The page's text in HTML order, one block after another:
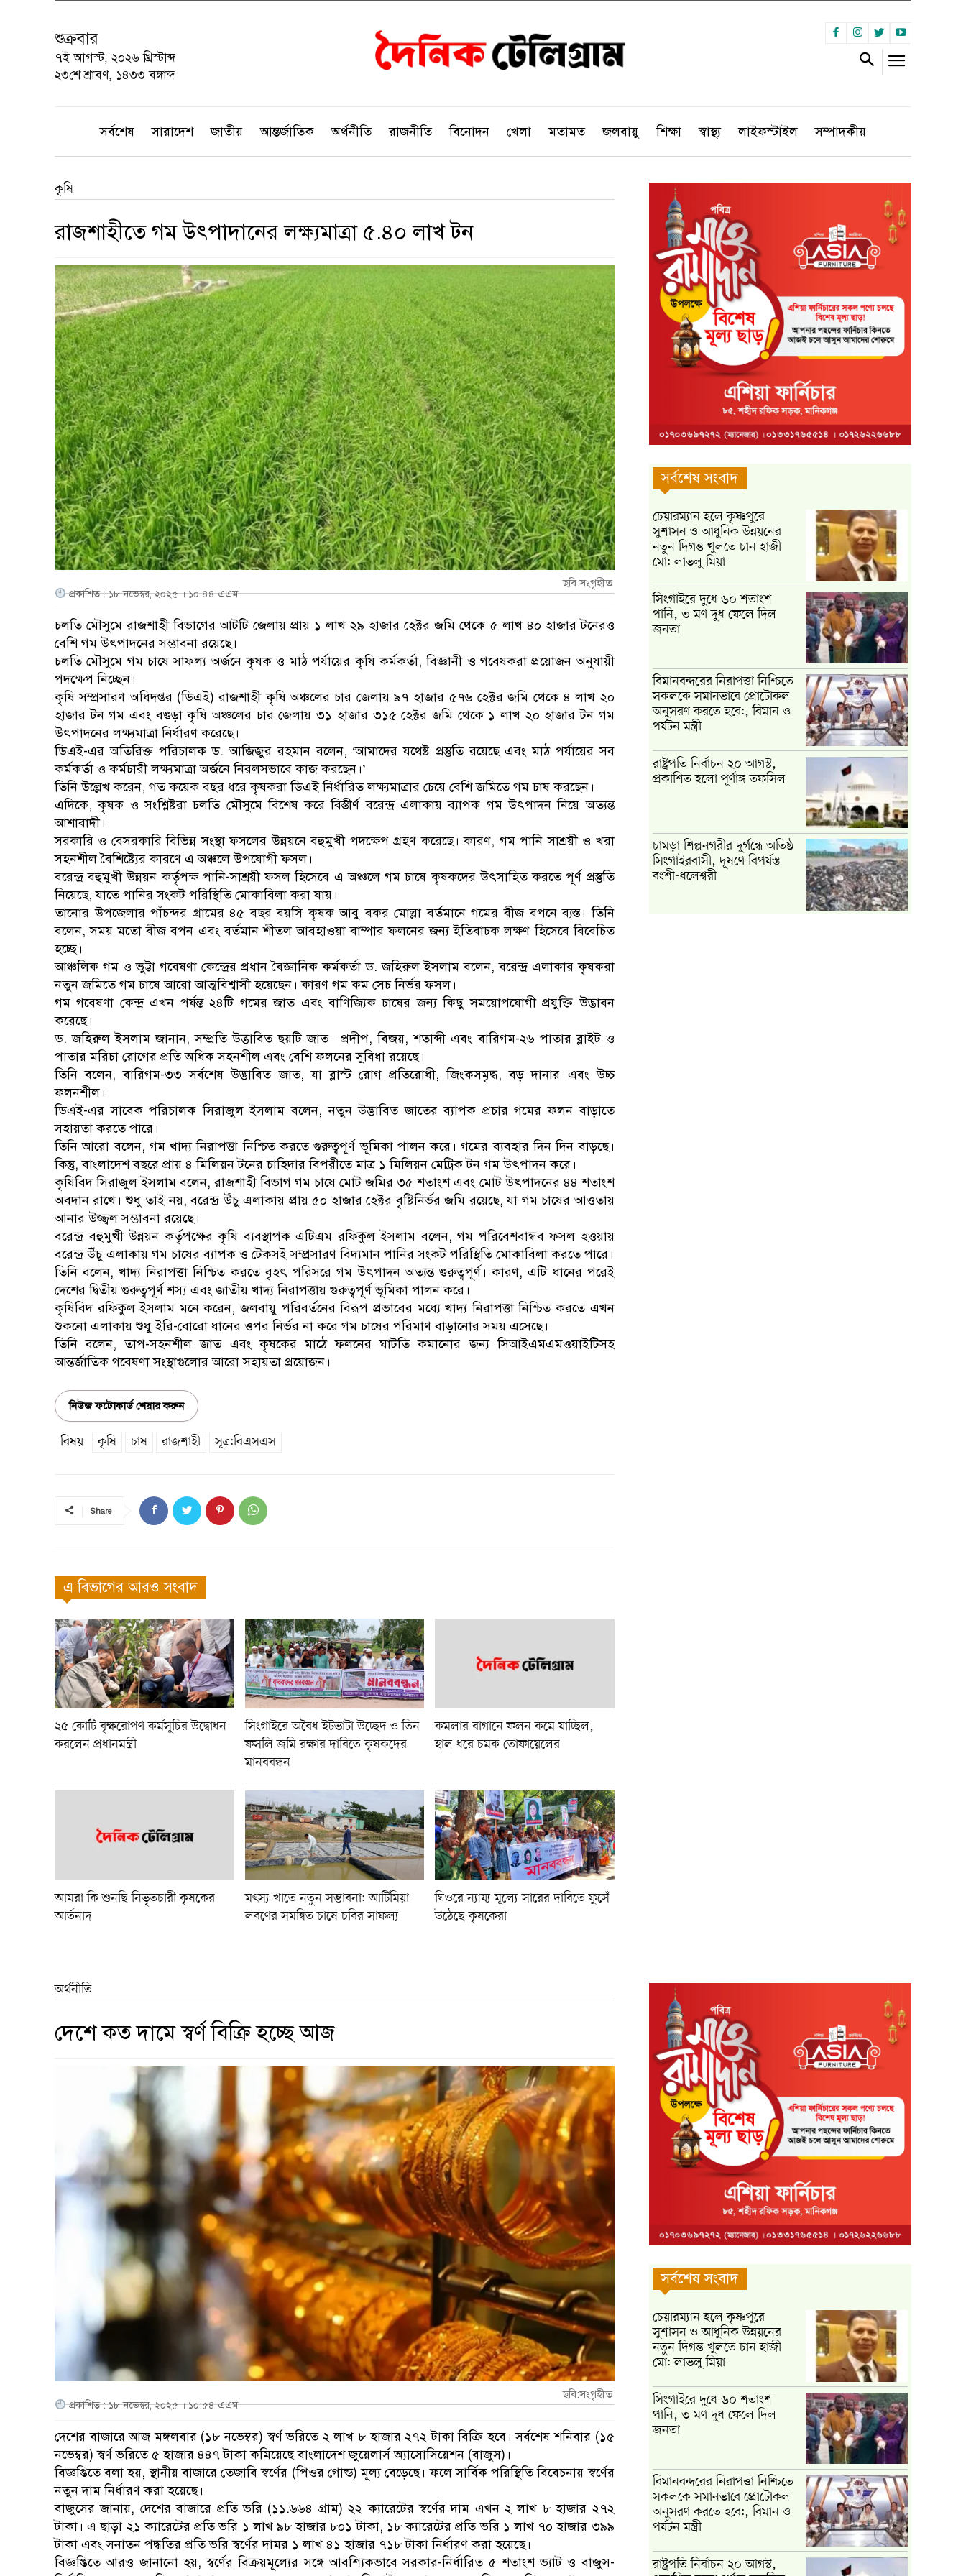
শুক্রবার
৭ই আগস্ট, ২০২৬ খ্রিস্টাব্দ
২৩শে শ্রাবণ, ১৪৩৩ বঙ্গাব্দ
সর্বশেষ সারাদেশ জাতীয় আন্তর্জাতিক অর্থনীতি রাজনীতি বিনোদন খেলা মতামত জলবায়ু শিক্ষা স্বাস্থ্য লাইফস্টাইল সম্পাদকীয়
কৃষি
রাজশাহীতে গম উৎপাদানের লক্ষ্যমাত্রা ৫.৪০ লাখ টন
ছবি:সংগৃহীত
প্রকাশিত : ১৮ নভেম্বর, ২০২৫ । ১০:৪৪ এএম
চলতি মৌসুমে রাজশাহী বিভাগের আটটি জেলায় প্রায় ১ লাখ ২৯ হাজার হেক্টর জমি থেকে ৫ লাখ ৪০ হাজার টনেরও
বেশি গম উৎপাদনের সম্ভাবনা রয়েছে।
চলতি মৌসুমে গম চাষে সাফল্য অর্জনে কৃষক ও মাঠ পর্যায়ের কৃষি কর্মকর্তা, বিজ্ঞানী ও গবেষকরা প্রয়োজন অনুযায়ী
পদক্ষেপ নিচ্ছেন।
কৃষি সম্প্রসারণ অধিদপ্তর (ডিএই) রাজশাহী কৃষি অঞ্চলের চার জেলায় ৯৭ হাজার ৫৭৬ হেক্টর জমি থেকে ৪ লাখ ২০
হাজার টন গম এবং বগুড়া কৃষি অঞ্চলের চার জেলায় ৩১ হাজার ৩১৫ হেক্টর জমি থেকে ১ লাখ ২০ হাজার টন গম
উৎপাদনের লক্ষ্যমাত্রা নির্ধারণ করেছে।
ডিএই-এর অতিরিক্ত পরিচালক ড. আজিজুর রহমান বলেন, ‘আমাদের যথেষ্ট প্রস্তুতি রয়েছে এবং মাঠ পর্যায়ের সব
কর্মকর্তা ও কর্মচারী লক্ষ্যমাত্রা অর্জনে নিরলসভাবে কাজ করছেন।’
তিনি উল্লেখ করেন, গত কয়েক বছর ধরে কৃষকরা ডিএই নির্ধারিত লক্ষ্যমাত্রার চেয়ে বেশি জমিতে গম চাষ করছেন।
এদিকে, কৃষক ও সংশ্লিষ্টরা চলতি মৌসুমে বিশেষ করে বিস্তীর্ণ বরেন্দ্র এলাকায় ব্যাপক গম উৎপাদন নিয়ে অত্যন্ত
আশাবাদী।
সরকারি ও বেসরকারি বিভিন্ন সংস্থা ফসলের উন্নয়নে বহুমুখী পদক্ষেপ গ্রহণ করেছে। কারণ, গম পানি সাশ্রয়ী ও খরা
সহনশীল বৈশিষ্ট্যের কারণে এ অঞ্চলে উপযোগী ফসল।
বরেন্দ্র বহুমুখী উন্নয়ন কর্তৃপক্ষ পানি-সাশ্রয়ী ফসল হিসেবে এ অঞ্চলে গম চাষে কৃষকদের উৎসাহিত করতে পূর্ণ প্রস্তুতি
নিয়েছে, যাতে পানির সংকট পরিস্থিতি মোকাবিলা করা যায়।
তানোর উপজেলার পাঁচন্দর গ্রামের ৪৫ বছর বয়সি কৃষক আবু বকর মোল্লা বর্তমানে গমের বীজ বপনে ব্যস্ত। তিনি
বলেন, সময় মতো বীজ বপন এবং বর্তমান শীতল আবহাওয়া বাম্পার ফলনের জন্য ইতিবাচক লক্ষণ হিসেবে বিবেচিত
হচ্ছে।
আঞ্চলিক গম ও ভুট্টা গবেষণা কেন্দ্রের প্রধান বৈজ্ঞানিক কর্মকর্তা ড. জহিরুল ইসলাম বলেন, বরেন্দ্র এলাকার কৃষকরা
নতুন জমিতে গম চাষে আরো আত্মবিশ্বাসী হয়েছেন। কারণ গম কম সেচ নির্ভর ফসল।
গম গবেষণা কেন্দ্র এখন পর্যন্ত ২৪টি গমের জাত এবং বাণিজ্যিক চাষের জন্য কিছু সময়োপযোগী প্রযুক্তি উদ্ভাবন
করেছে।
ড. জহিরুল ইসলাম জানান, সম্প্রতি উদ্ভাবিত ছয়টি জাত— প্রদীপ, বিজয়, শতাব্দী এবং বারিগম-২৬ পাতার ব্লাইট ও
পাতার মরিচা রোগের প্রতি অধিক সহনশীল এবং বেশি ফলনের সুবিধা রয়েছে।
তিনি বলেন, বারিগম-৩৩ সর্বশেষ উদ্ভাবিত জাত, যা ব্লাস্ট রোগ প্রতিরোধী, জিংকসমৃদ্ধ, বড় দানার এবং উচ্চ
ফলনশীল।
ডিএই-এর সাবেক পরিচালক সিরাজুল ইসলাম বলেন, নতুন উদ্ভাবিত জাতের ব্যাপক প্রচার গমের ফলন বাড়াতে
সহায়তা করতে পারে।
তিনি আরো বলেন, গম খাদ্য নিরাপত্তা নিশ্চিত করতে গুরুত্বপূর্ণ ভূমিকা পালন করে। গমের ব্যবহার দিন দিন বাড়ছে।
কিন্তু, বাংলাদেশ বছরে প্রায় ৪ মিলিয়ন টনের চাহিদার বিপরীতে মাত্র ১ মিলিয়ন মেট্রিক টন গম উৎপাদন করে।
কৃষিবিদ সিরাজুল ইসলাম বলেন, রাজশাহী বিভাগ গম চাষে মোট জমির ৩৫ শতাংশ এবং মোট উৎপাদনের ৪৪ শতাংশ
অবদান রাখে। শুধু তাই নয়, বরেন্দ্র উঁচু এলাকায় প্রায় ৫০ হাজার হেক্টর বৃষ্টিনির্ভর জমি রয়েছে, যা গম চাষের আওতায়
আনার উজ্জ্বল সম্ভাবনা রয়েছে।
বরেন্দ্র বহুমুখী উন্নয়ন কর্তৃপক্ষের কৃষি ব্যবস্থাপক এটিএম রফিকুল ইসলাম বলেন, গম পরিবেশবান্ধব ফসল হওয়ায়
বরেন্দ্র উঁচু এলাকায় গম চাষের ব্যাপক ও টেকসই সম্প্রসারণ বিদ্যমান পানির সংকট পরিস্থিতি মোকাবিলা করতে পারে।
তিনি বলেন, খাদ্য নিরাপত্তা নিশ্চিত করতে বৃহৎ পরিসরে গম উৎপাদন অত্যন্ত গুরুত্বপূর্ণ। কারণ, এটি ধানের পরেই
দেশের দ্বিতীয় গুরুত্বপূর্ণ শস্য এবং জাতীয় খাদ্য নিরাপত্তায় গুরুত্বপূর্ণ ভূমিকা পালন করে।
কৃষিবিদ রফিকুল ইসলাম মনে করেন, জলবায়ু পরিবর্তনের বিরূপ প্রভাবের মধ্যে খাদ্য নিরাপত্তা নিশ্চিত করতে এখন
শুকনো এলাকায় শুধু ইরি-বোরো ধানের ওপর নির্ভর না করে গম চাষের পরিমাণ বাড়ানোর সময় এসেছে।
তিনি বলেন, তাপ-সহনশীল জাত এবং কৃষকের মাঠে ফলনের ঘাটতি কমানোর জন্য সিআইএমএমওয়াইটিসহ
আন্তর্জাতিক গবেষণা সংস্থাগুলোর আরো সহায়তা প্রয়োজন।
নিউজ ফটোকার্ড শেয়ার করুন
বিষয় কৃষি চাষ রাজশাহী সূত্র:বিএসএস
Share
এ বিভাগের আরও সংবাদ
২৫ কোটি বৃক্ষরোপণ কর্মসূচির উদ্বোধন
করলেন প্রধানমন্ত্রী
সিংগাইরে অবৈধ ইটভাটা উচ্ছেদ ও তিন
ফসলি জমি রক্ষার দাবিতে কৃষকদের
মানববন্ধন
কমলার বাগানে ফলন কমে যাচ্ছিল,
হাল ধরে চমক তোফায়েলের
আমরা কি শুনছি নিভৃতচারী কৃষকের
আর্তনাদ
মৎস্য খাতে নতুন সম্ভাবনা: আর্টিমিয়া-
লবণের সমন্বিত চাষে চবির সাফল্য
ঘিওরে ন্যায্য মূল্যে সারের দাবিতে ফুসেঁ
উঠেছে কৃষকেরা
সর্বশেষ সংবাদ
চেয়ারম্যান হলে কৃষ্ণপুরে
সুশাসন ও আধুনিক উন্নয়নের
নতুন দিগন্ত খুলতে চান হাজী
মো: লাভলু মিয়া
সিংগাইরে দুধে ৬০ শতাংশ
পানি, ৩ মণ দুধ ফেলে দিল
জনতা
বিমানবন্দরের নিরাপত্তা নিশ্চিতে
সকলকে সমানভাবে প্রোটোকল
অনুসরণ করতে হবে:, বিমান ও
পর্যটন মন্ত্রী
রাষ্ট্রপতি নির্বাচন ২০ আগস্ট,
প্রকাশিত হলো পূর্ণাঙ্গ তফসিল
চামড়া শিল্পনগরীর দুর্গন্ধে অতিষ্ঠ
সিংগাইরবাসী, দূষণে বিপর্যস্ত
বংশী-ধলেশ্বরী